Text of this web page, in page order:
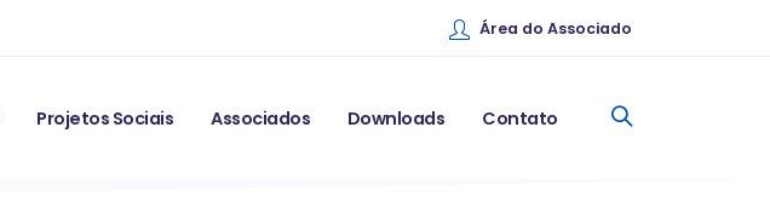
Área do Associado
Projetos Sociais Associados Downloads Contato